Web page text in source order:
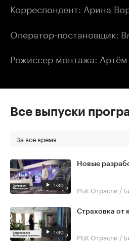
Корреспондент: Арина
Оператор-постановщик:
Режиссер монтажа:
Все выпуски
За все время
1:30
Новые
РБК Отрасли /
1:30
Страховка от
РБК Отрасли /